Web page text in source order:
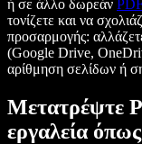
ή σε άλλο δωρεάν
τονίζετε και να
προσαρμογής:
(Google Drive,
αρίθμηση σελίδων ή
Μετατρέψτε
εργαλεία